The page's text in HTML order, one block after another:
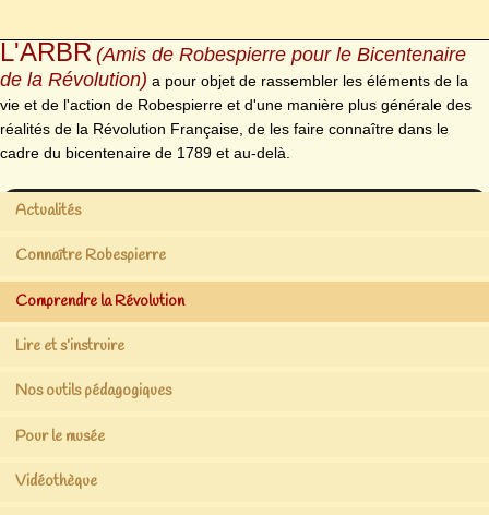
L'ARBR (Amis de Robespierre pour le Bicentenaire
de la Révolution) a pour objet de rassembler les éléments de la
vie et de l'action de Robespierre et d'une manière plus générale des
réalités de la Révolution Française, de les faire connaître dans le
cadre du bicentenaire de 1789 et au-delà.
Actualités
Connaître Robespierre
Comprendre la Révolution
Lire et s’instruire
Nos outils pédagogiques
Pour le musée
Vidéothèque